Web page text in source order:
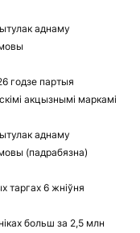
аднаму
годзе партыя
акцызнымі маркамі
аднаму
(падрабязна)
таргах 6 жніўня
больш за 2,5 млн